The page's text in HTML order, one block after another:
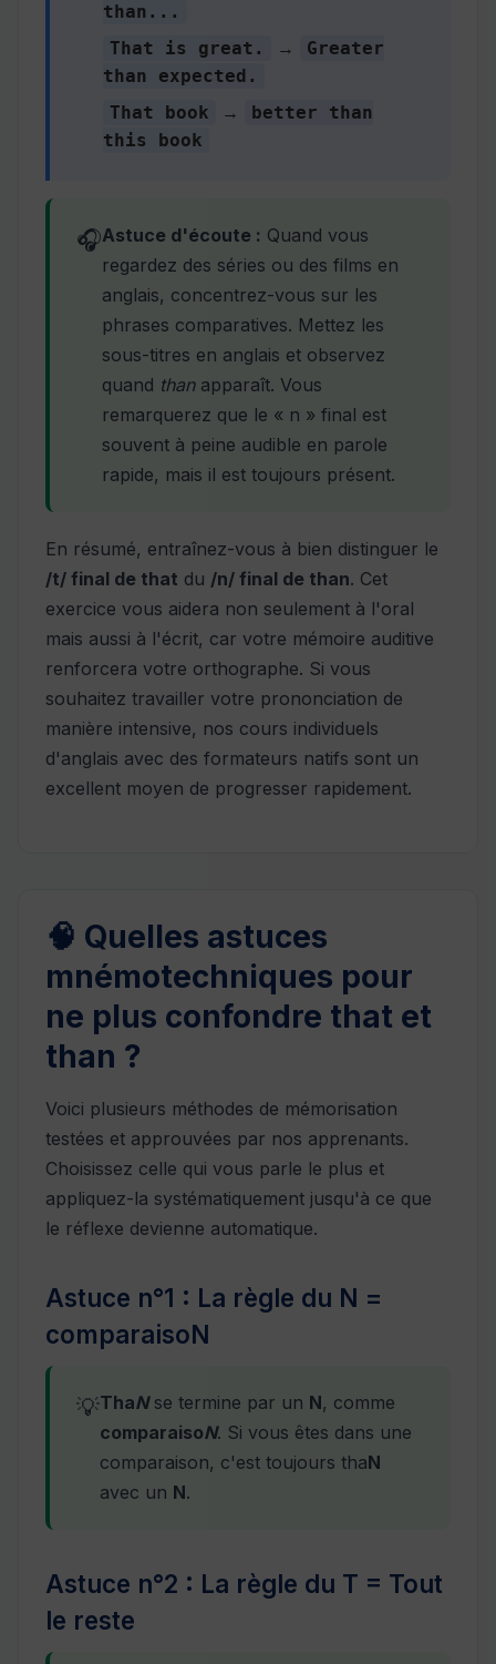
than...
That is great.
→
Greater
than expected.
That book
→
better than
this book
🎧Astuce d'écoute : Quand vous
regardez des séries ou des films en
anglais, concentrez-vous sur les
phrases comparatives. Mettez les
sous-titres en anglais et observez
quand thanapparaît. Vous
remarquerez que le « n » final est
souvent à peine audible en parole
rapide, mais il est toujours présent.
En résumé, entraînez-vous à bien distinguer le
/t/ final de that du /n/ final de than. Cet
exercice vous aidera non seulement à l'oral
mais aussi à l'écrit, car votre mémoire auditive
renforcera votre orthographe. Si vous
souhaitez travailler votre prononciation de
manière intensive, nos cours individuels
d'anglais avec des formateurs natifs sont un
excellent moyen de progresser rapidement.
🧠 Quelles astuces
mnémotechniques pour
ne plus confondre that et
than ?
Voici plusieurs méthodes de mémorisation
testées et approuvées par nos apprenants.
Choisissez celle qui vous parle le plus et
appliquez-la systématiquement jusqu'à ce que
le réflexe devienne automatique.
Astuce n°1 : La règle du N =
comparaisoN
💡ThaNse termine par un N, comme
comparaisoN. Si vous êtes dans une
comparaison, c'est toujours thaN
avec un N.
Astuce n°2 : La règle du T = Tout
le reste